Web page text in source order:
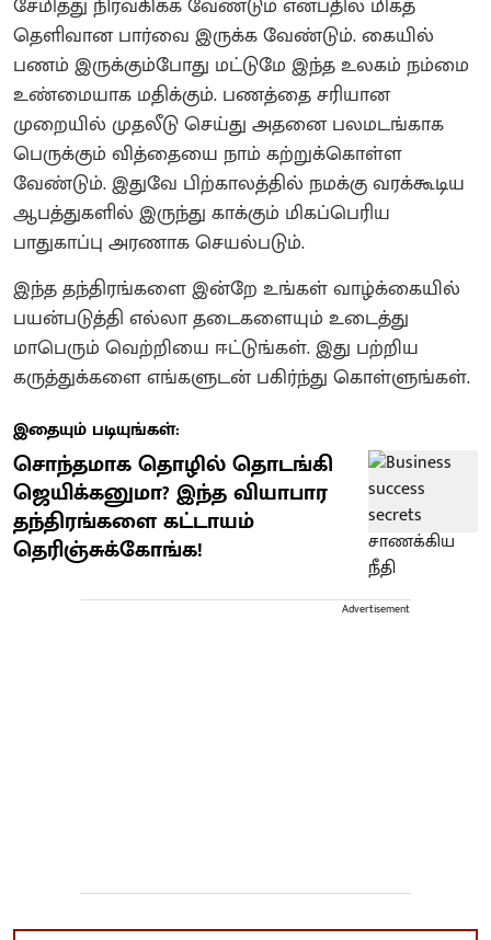
தெளிவான பார்வை இருக்க வேண்டும். கையில்
பணம் இருக்கும்போது மட்டுமே இந்த உலகம் நம்மை
உண்மையாக மதிக்கும். பணத்தை சரியான
முறையில் முதலீடு செய்து அதனை பலமடங்காக
பெருக்கும் வித்தையை நாம் கற்றுக்கொள்ள
வேண்டும். இதுவே பிற்காலத்தில் நமக்கு வரக்கூடிய
ஆபத்துகளில் இருந்து காக்கும் மிகப்பெரிய
பாதுகாப்பு அரணாக செயல்படும்.
இந்த தந்திரங்களை இன்றே உங்கள் வாழ்க்கையில்
பயன்படுத்தி எல்லா தடைகளையும் உடைத்து
மாபெரும் வெற்றியை ஈட்டுங்கள். இது பற்றிய
கருத்துக்களை எங்களுடன் பகிர்ந்து கொள்ளுங்கள்.
இதையும் படியுங்கள்:
சொந்தமாக தொழில் தொடங்கி
ஜெயிக்கனுமா? இந்த வியாபார
தந்திரங்களை கட்டாயம்
தெரிஞ்சுக்கோங்க!
Advertisement